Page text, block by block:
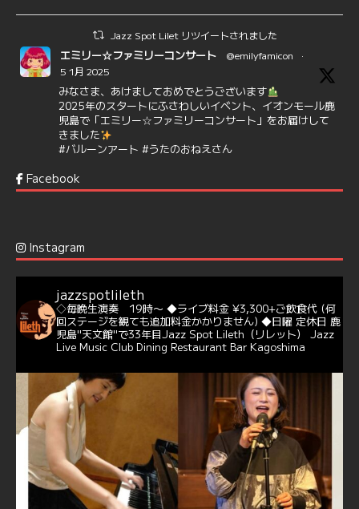
Jazz Spot Lilet リツイートされました
エミリー☆ファミリーコンサート @emilyfamicon
·
5 1月 2025
みなさま、あけましておめでとうございます
2025年のスタートにふさわしいイベント、イオンモール鹿
児島で「エミリー☆ファミリーコンサート」をお届けして
きました
#バルーンアート #うたのおねえさん
6 7
@delightful_gang
バー♪♬
当店での演奏シーンもご覧いただけます❣❣
#天文館ミリオネーション #ジャミラ #クリスマスソング
https://youtu.be/2lhypP4KWc4?si=CEbY-wEg5HDc_iEv
6 Twitter
Jazz Spot Lilet 11 11月 2024
忘年会＆新年会 ご予約承り中❣❣
☆窓辺から天文館ミリオネーション
☆JAZZの生演奏を聴きながら♪
☆地産地消に拘ったフードメニュー
プラン内容はご予算とご要望に応じてアレンジ可能ですの
で、お気軽にお問い合せください
https://jazzspotlileth.com/recommend/8650
Facebook
Instagram
jazzspotlileth
◇毎晩生演奏 19時〜 ◆ライブ料金 ¥3,300+ご飲食代 (何
回ステージを観ても追加料金かかりません) ◆日曜 定休日 鹿
児島"天文館"で33年目Jazz Spot Lileth（リレット）
Jazz
Live Music Club Dining Restaurant Bar Kagoshima